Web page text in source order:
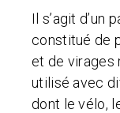
Il s’agit d’un
constitué de
et de virages
utilisé avec
dont le vélo,